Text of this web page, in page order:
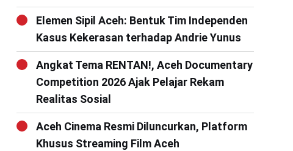
Elemen Sipil Aceh: Bentuk Tim Independen
Kasus Kekerasan terhadap Andrie Yunus
Angkat Tema RENTAN!, Aceh Documentary
Competition 2026 Ajak Pelajar Rekam
Realitas Sosial
Aceh Cinema Resmi Diluncurkan, Platform
Khusus Streaming Film Aceh